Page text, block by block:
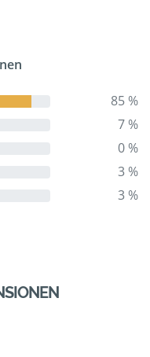
85 %
7 %
0 %
3 %
3 %